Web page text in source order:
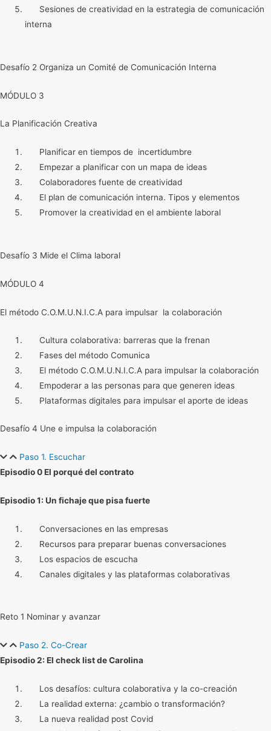
Sesiones de creatividad en la estrategia de comunicación
interna
Desafío 2 Organiza un Comité de Comunicación Interna
MÓDULO 3
La Planificación Creativa
Planificar en tiempos de incertidumbre
Empezar a planificar con un mapa de ideas
Colaboradores fuente de creatividad
El plan de comunicación interna. Tipos y elementos
Promover la creatividad en el ambiente laboral
Desafío 3 Mide el Clima laboral
MÓDULO 4
El método C.O.M.U.N.I.C.A para impulsar la colaboración
Cultura colaborativa: barreras que la frenan
Fases del método Comunica
El método C.O.M.U.N.I.C.A para impulsar la colaboración
Empoderar a las personas para que generen ideas
Plataformas digitales para impulsar el aporte de ideas
Desafío 4 Une e impulsa la colaboración
Paso 1. Escuchar
Episodio 0 El porqué del contrato
Episodio 1: Un fichaje que pisa fuerte
Conversaciones en las empresas
Recursos para preparar buenas conversaciones
Los espacios de escucha
Canales digitales y las plataformas colaborativas
Reto 1 Nominar y avanzar
Paso 2. Co-Crear
Episodio 2: El check list de Carolina
Los desafíos: cultura colaborativa y la co-creación
La realidad externa: ¿cambio o transformación?
La nueva realidad post Covid